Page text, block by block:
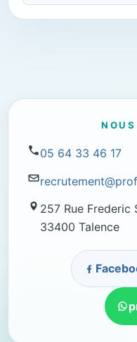
05 64 33 46 17
257 Rue Frederic
33400 Talence